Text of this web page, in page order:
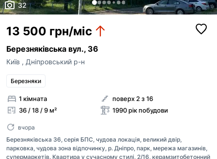
32
13 500 грн/міс
Березняківська вул., 36
Київ , Дніпровський р-н
Березняки
1 кімната
36 / 18 / 9 м²
поверх 2 з 16
1990 рік побудови
вчора
Березняківська 36, серія БПС, чудова локація, великий двір,
парковка, чудова зона відпочинку, р. Дніпро, парк, мережа магазинів,
супермаркетів. Квартира у сучасному стилі, 2/16, керамзитобетонний